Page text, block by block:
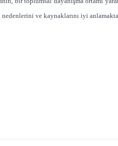
ve kaynaklarını iyi